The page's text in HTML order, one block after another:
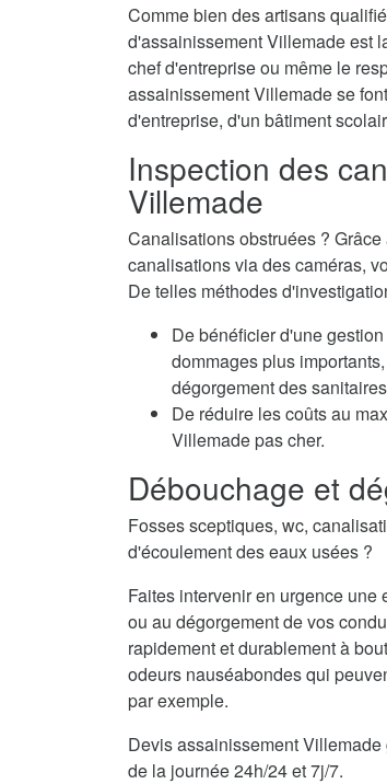
Comme bien des artisans
d'assainissement Villemade est
chef d'entreprise ou même le
assainissement Villemade se
d'entreprise, d'un bâtiment
Inspection des
Villemade
Canalisations obstruées ?
canalisations via des caméras,
De telles méthodes
De bénéficier d'une
dommages plus
dégorgement des
De réduire les coûts au
Villemade pas cher.
Débouchage et
Fosses sceptiques, wc,
d'écoulement des eaux usées ?
Faites intervenir en urgence
ou au dégorgement de vos
rapidement et durablement à
odeurs nauséabondes qui
par exemple.
Devis assainissement Villemade
de la journée 24h/24 et 7j/7.